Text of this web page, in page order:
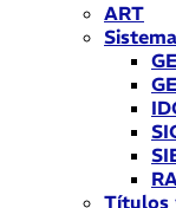
ART
Títulos